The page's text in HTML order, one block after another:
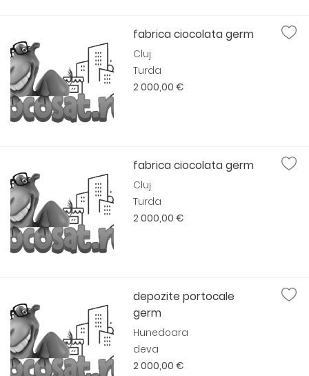
fabrica ciocolata germ
Cluj
Turda
2 000,00 €
fabrica ciocolata germ
Cluj
Turda
2 000,00 €
depozite portocale
germ
Hunedoara
deva
2 000,00 €